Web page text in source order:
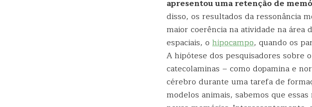
apresentou uma retenção de
disso, os resultados da ressonância
maior coerência na atividade na
espaciais, o hipocampo, quando os
A hipótese dos pesquisadores sobre
catecolaminas – como dopamina e
cérebro durante uma tarefa de
modelos animais, sabemos que